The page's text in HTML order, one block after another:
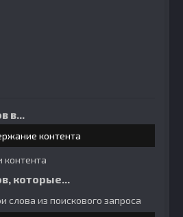
в...
контента
контента
которые...
слова из поискового запроса